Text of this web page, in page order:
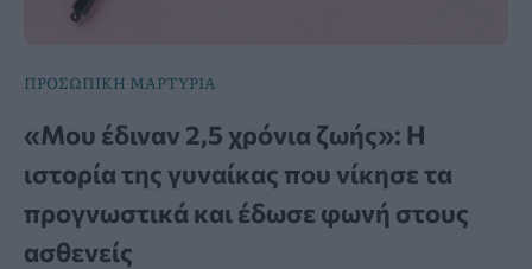
ΠΡΟΣΩΠΙΚΗ ΜΑΡΤΥΡΙΑ
«Μου έδιναν 2,5 χρόνια ζωής»: Η
ιστορία της γυναίκας που νίκησε τα
προγνωστικά και έδωσε φωνή στους
ασθενείς